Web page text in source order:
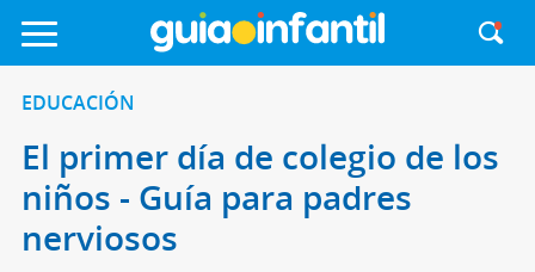
EDUCACIÓN
El primer día de colegio de los
niños - Guía para padres
nerviosos